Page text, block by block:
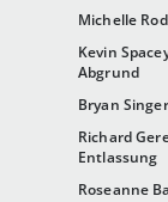
Michelle
Kevin
Abgrund
Bryan
Richard
Entlassung
Roseanne